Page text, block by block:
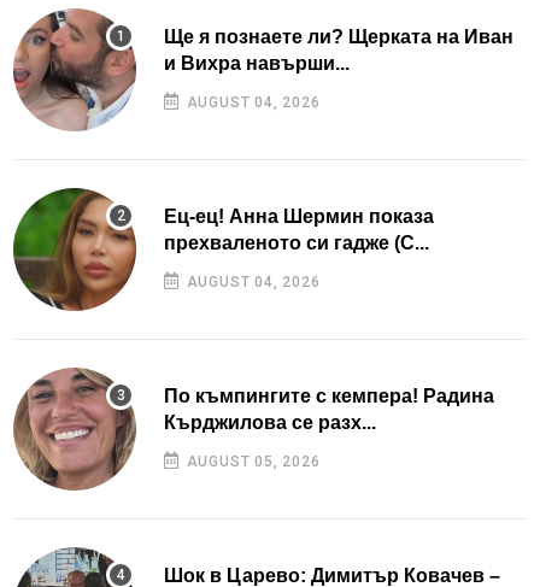
Ще я познаете ли? Щерката на Иван
и Вихра навърши...
AUGUST 04, 2026
Ец-ец! Анна Шермин показа
прехваленото си гадже (С...
AUGUST 04, 2026
По къмпингите с кемпера! Радина
Кърджилова се разх...
AUGUST 05, 2026
Шок в Царево: Димитър Ковачев –